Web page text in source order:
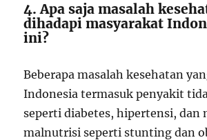
4. Apa saja masalah
dihadapi masyarakat
ini?
Beberapa masalah kesehatan
Indonesia termasuk penyakit
seperti diabetes, hipertensi, dan
malnutrisi seperti stunting dan